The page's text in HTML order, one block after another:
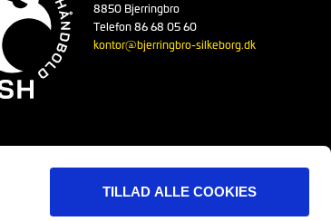
TILLAD ALLE COOKIES
8850 Bjerringbro
Telefon 86 68 05 60
kontor@bjerringbro-silkeborg.dk